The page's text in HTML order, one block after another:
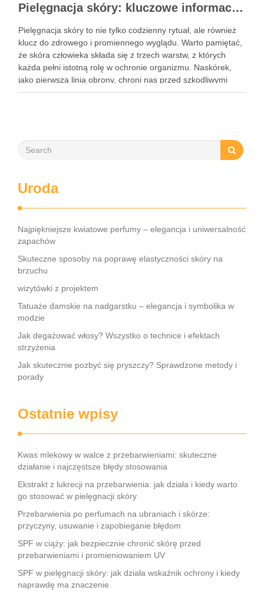
Pielęgnacja skóry: kluczowe informacje i skuteczne metody
Pielęgnacja skóry to nie tylko codzienny rytuał, ale również
klucz do zdrowego i promiennego wyglądu. Warto pamiętać,
że skóra człowieka składa się z trzech warstw, z których
każda pełni istotną rolę w ochronie organizmu. Naskórek,
jako pierwsza linia obrony, chroni nas przed szkodliwymi
czynnikami zewnętrznymi, a nawilżająca skóra właściwa,
Uroda
Najpiękniejsze kwiatowe perfumy – elegancja i uniwersalność
zapachów
Skuteczne sposoby na poprawę elastyczności skóry na
brzuchu
wizytówki z projektem
Tatuaże damskie na nadgarstku – elegancja i symbolika w
modzie
Jak degażować włosy? Wszystko o technice i efektach
strzyżenia
Jak skutecznie pozbyć się pryszczy? Sprawdzone metody i
porady
Ostatnie wpisy
Kwas mlekowy w walce z przebarwieniami: skuteczne
działanie i najczęstsze błędy stosowania
Ekstrakt z lukrecji na przebarwienia: jak działa i kiedy warto
go stosować w pielęgnacji skóry
Przebarwienia po perfumach na ubraniach i skórze:
przyczyny, usuwanie i zapobieganie błędom
SPF w ciąży: jak bezpiecznie chronić skórę przed
przebarwieniami i promieniowaniem UV
SPF w pielęgnacji skóry: jak działa wskaźnik ochrony i kiedy
naprawdę ma znaczenie